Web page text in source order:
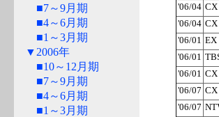
■7～9月期
■4～6月期
■1～3月期
▼2006年
■10～12月期
■7～9月期
■4～6月期
■1～3月期
'06/04 CX
'06/04 CX
'06/01 EX
'06/01
'06/01 CX
'06/07 CX
'06/07